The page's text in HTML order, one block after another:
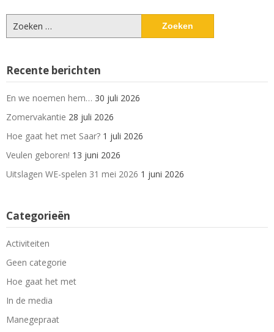
Zoeken
naar:
Recente berichten
En we noemen hem… 30 juli 2026
Zomervakantie 28 juli 2026
Hoe gaat het met Saar? 1 juli 2026
Veulen geboren! 13 juni 2026
Uitslagen WE-spelen 31 mei 2026 1 juni 2026
Categorieën
Activiteiten
Geen categorie
Hoe gaat het met
In de media
Manegepraat